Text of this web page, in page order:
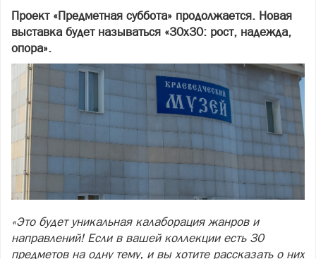
Проект «Предметная суббота» продолжается. Новая
выставка будет называться «30х30: рост, надежда,
опора».
«Это будет уникальная калаборация жанров и
направлений! Если в вашей коллекции есть 30
предметов на одну тему, и вы хотите рассказать о них